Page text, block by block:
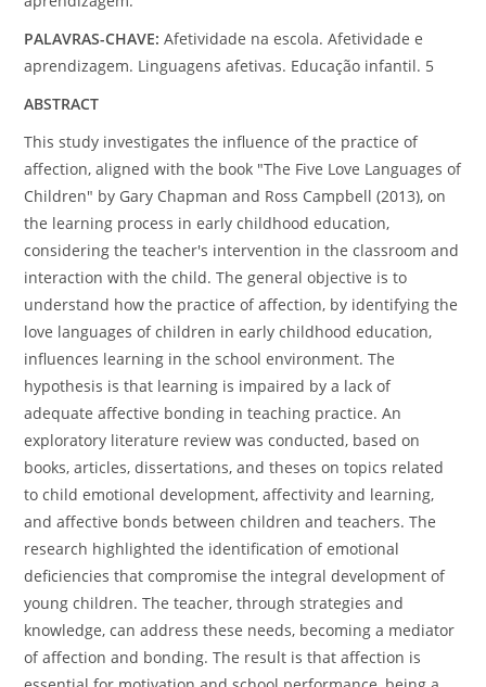
PALAVRAS-CHAVE:Afetividade na escola. Afetividade e
aprendizagem. Linguagens afetivas. Educação infantil. 5
ABSTRACT
This study investigates the influence of the practice of
affection, aligned with the book "The Five Love Languages of
Children" by Gary Chapman and Ross Campbell (2013),on
the learning process in early childhood education,
considering the teacher's intervention in the classroom and
interaction with the child. The general objective is to
understand how the practice of affection, by identifying the
love languages of children in early childhood education,
influences learning in the school environment. The
hypothesis is that learning is impaired by a lack of
adequate affective bonding in teaching practice. An
exploratory literature review was conducted, based on
books, articles, dissertations, and theses on topics related
to child emotional development, affectivity and learning,
and affective bonds between children and teachers. The
research highlighted the identification of emotional
deficiencies that compromise the integral development of
young children. The teacher, through strategies and
knowledge, can address these needs, becoming a mediator
of affection and bonding. The result is that affection is